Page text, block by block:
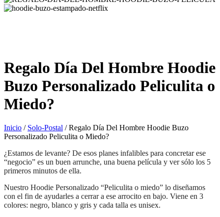
Regalo Día Del Hombre Hoodie
Buzo Personalizado Peliculita o
Miedo?
Inicio / Solo-Postal / Regalo Día Del Hombre Hoodie Buzo
Personalizado Peliculita o Miedo?
¿Estamos de levante? De esos planes infalibles para concretar ese
“negocio” es un buen arrunche, una buena película y ver sólo los 5
primeros minutos de ella.
Nuestro Hoodie Personalizado “Peliculita o miedo” lo diseñamos
con el fin de ayudarles a cerrar a ese arrocito en bajo. Viene en 3
colores: negro, blanco y gris y cada talla es unisex.